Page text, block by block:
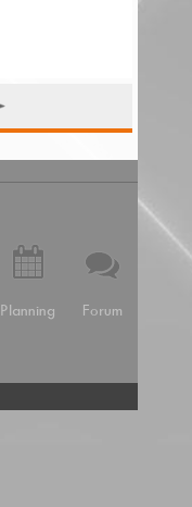
Planning Forum